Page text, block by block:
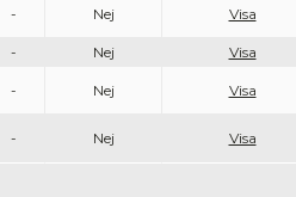
- Nej Visa
- Nej
Visa
- Nej Visa
- Nej Visa